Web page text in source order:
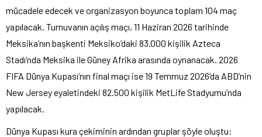
mücadele edecek ve organizasyon boyunca toplam 104 maç
yapılacak. Turnuvanın açılış maçı, 11 Haziran 2026 tarihinde
Meksika’nın başkenti Meksiko’daki 83.000 kişilik Azteca
Stadı’nda Meksika ile Güney Afrika arasında oynanacak. 2026
FIFA Dünya Kupası’nın final maçı ise 19 Temmuz 2026’da ABD’nin
New Jersey eyaletindeki 82.500 kişilik MetLife Stadyumu’nda
yapılacak.
Dünya Kupası kura çekiminin ardından gruplar şöyle oluştu: